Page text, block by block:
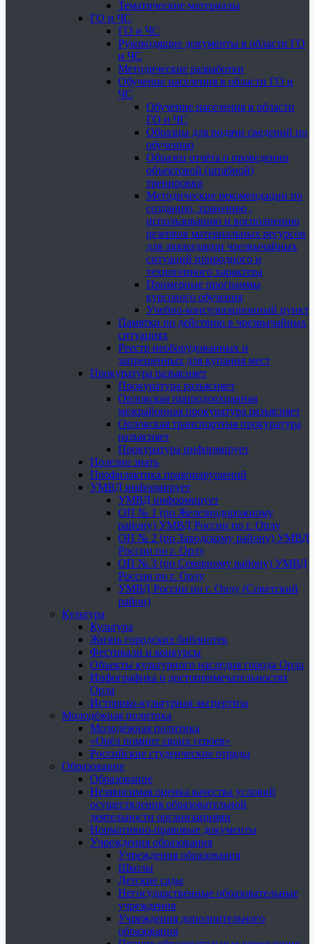
Тематические материалы
ГО и ЧС
ГО и ЧС
Руководящие документы в области ГО
и ЧС
Методические разработки
Обучение населения в области ГО и
ЧС
Обучение населения в области
ГО и ЧС
Образцы для подачи сведений по
обучению
Образец отчёта о проведении
объектовой (штабной)
тренировки
Методические рекомендации по
созданию, хранению ,
использованию и восполнению
резервов материальных ресурсов
для ликвидации чрезвычайных
ситуаций природного и
техногенного характера
Примерные программы
курсового обучения
Учебно-консультационный пункт
Памятки по действию в чрезвычайных
ситуациях
Реестр необорудованных и
запрещенных для купания мест
Прокуратура разъясняет
Прокуратура разъясняет
Орловская природоохранная
межрайонная прокуратура разъясняет
Орловская транспортная прокуратура
разъясняет
Прокуратура информирует
Полезно знать
Профилактика правонарушений
УМВД информирует
УМВД информирует
ОП № 1 (по Железнодорожному
району) УМВД России по г. Орлу
ОП № 2 (по Заводскому району) УМВД
России по г. Орлу
ОП № 3 (по Северному району) УМВД
России по г. Орлу
УМВД России по г. Орлу (Советский
район)
Культура
Культура
Жизнь городских библиотек
Фестивали и конкурсы
Объекты культурного наследия города Орла
Инфографика о достопримечательностях
Орла
Историко-культурная экспертиза
Молодёжная политика
Молодёжная политика
«Орёл помнит своих героев»
Российские студенческие отряды
Образование
Образование
Независимая оценка качества условий
осуществления образовательной
деятельности организациями
Нормативно-правовые документы
Учреждения образования
Учреждения образования
Школы
Детские сады
Негосударственные образовательные
учреждения
Учреждения дополнительного
образования